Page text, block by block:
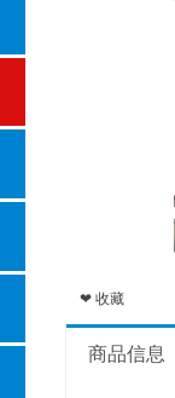
❤ 收藏
商品信息